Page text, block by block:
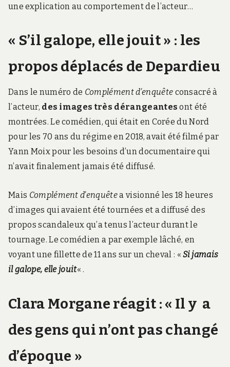
une explication au comportement de l’acteur…
« S’il galope, elle jouit » : les
propos déplacés de Depardieu
Dans le numéro de Complément d’enquête consacré à
l’acteur, des images très dérangeantes ont été
montrées. Le comédien, qui était en Corée du Nord
pour les 70 ans du régime en 2018, avait été filmé par
Yann Moix pour les besoins d’un documentaire qui
n’avait finalement jamais été diffusé.
Mais Complément d’enquêtea visionné les 18 heures
d’images qui avaient été tournées et a diffusé des
propos scandaleux qu’a tenus l’acteur durant le
tournage. Le comédien a par exemple lâché, en
voyant une fillette de 11 ans sur un cheval : «Si jamais
il galope, elle jouit« .
Clara Morgane réagit : « Il y a
des gens qui n’ont pas changé
d’époque »